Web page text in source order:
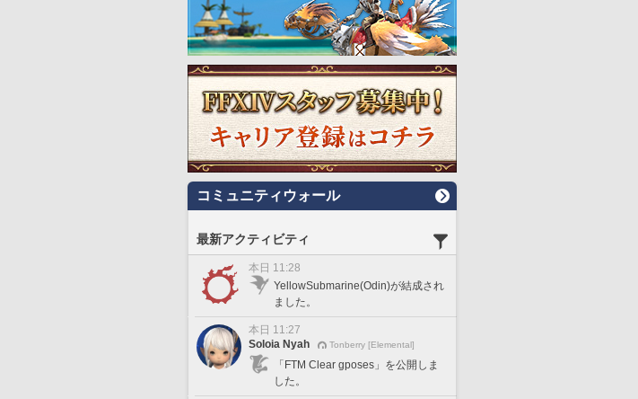
コミュニティウォール
最新アクティビティ
本日 11:28
YellowSubmarine(Odin)が結成され
ました。
本日 11:27
Soloia Nyah
Tonberry [Elemental]
「FTM Clear gposes」を公開しま
した。